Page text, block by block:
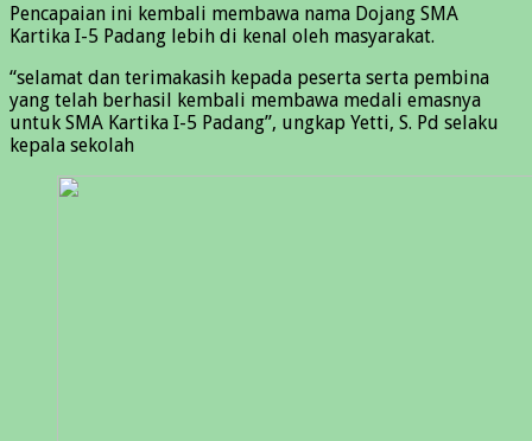
Pencapaian ini kembali membawa nama Dojang SMA
Kartika I-5 Padang lebih di kenal oleh masyarakat.
“selamat dan terimakasih kepada peserta serta pembina
yang telah berhasil kembali membawa medali emasnya
untuk SMA Kartika I-5 Padang”, ungkap Yetti, S. Pd selaku
kepala sekolah